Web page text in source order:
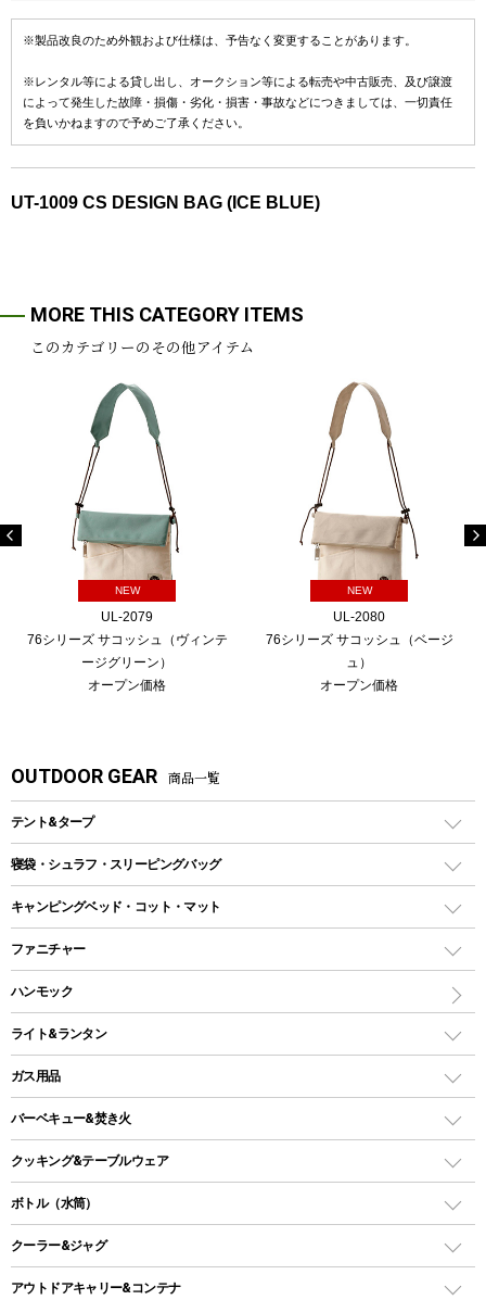
※製品改良のため外観および仕様は、予告なく変更することがあります。
※レンタル等による貸し出し、オークション等による転売や中古販売、及び譲渡
によって発生した故障・損傷・劣化・損害・事故などにつきましては、一切責任
を負いかねますので予めご了承ください。
UT-1009 CS DESIGN BAG (ICE BLUE)
MORE THIS CATEGORY ITEMS
このカテゴリーのその他アイテム
NEW
UL-2079
76シリーズ サコッシュ（ヴィンテ
ージグリーン）
オープン価格
NEW
UL-2080
76シリーズ サコッシュ（ベージ
ュ）
オープン価格
OUTDOOR GEAR 商品一覧
テント&タープ
テント
ツールームテント
ワンポールテント
シェルターテント
ロッジ型・オリジナルテント
タープ
スクエアタープ（レクタタープ）
メッシュタープ
自立式タープ
寝袋・シュラフ・スリーピングバッグ
レクタングラー型（封筒型）シュラフ
インナーシュラフ
キャンピングベッド・コット・マット
キャンピングベッド・コット
インフレータブルマット
ファニチャー
アウトドアテーブル
レジャーシート
ハンモック
ライト&ランタン
LEDランタン
ガスランタン
オイルランタン
LEDライト
ヘッドライト
キャンドル
ガス用品
ガスバーナー
ガス缶
ガストーチ、ライター
バーベキュー&焚き火
バーベキューコンロ、グリル
焚き火台タイプ（ロースタイル）グリル
卓上タイプグリル
パーティータイプグリル
クッキング&テーブルウェア
ダッチオーブン
ホットサンドメーカー
ボトル（水筒）
ステンレスボトル
クーラー&ジャグ
クーラーボックス
アウトドアキャリー&コンテナ